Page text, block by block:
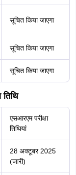
सूचित किया जाएगा
सूचित किया जाएगा
सूचित किया जाएगा
एसआरएम परीक्षा
तिथियां
28 अक्टूबर 2025
(जारी)